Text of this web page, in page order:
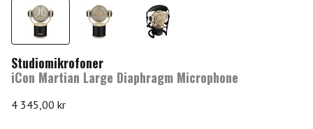
Studiomikrofoner
iCon Martian Large Diaphragm Microphone
4 345,00 kr